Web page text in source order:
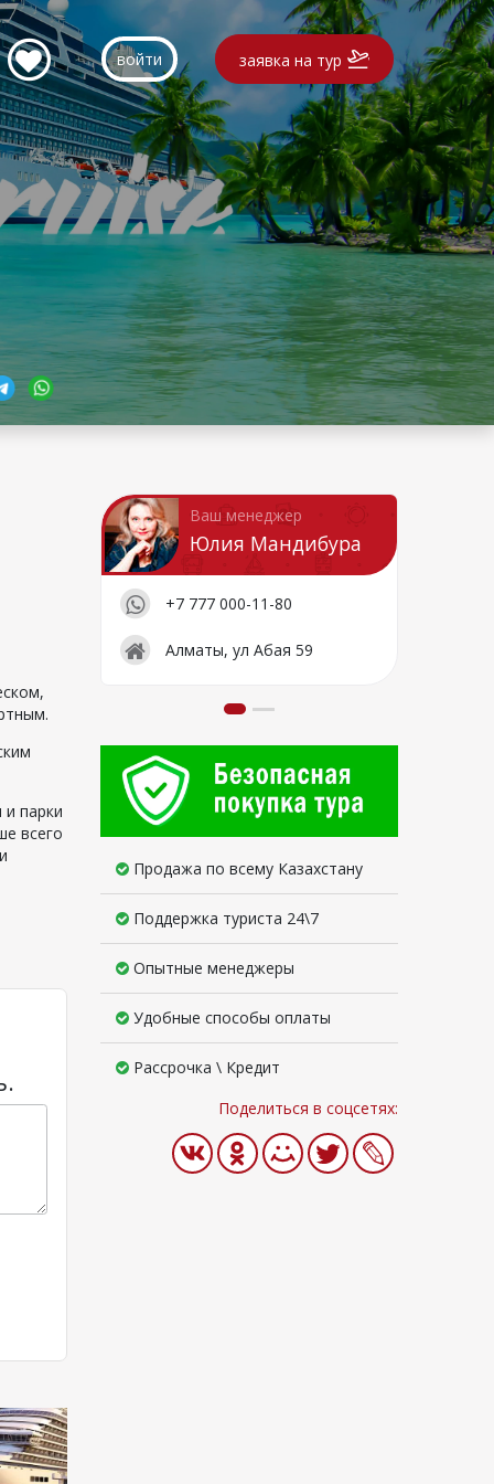
войти заявка на тур
парки
всего
Ваш менеджер
Юлия Мандибура
+7 777 000-11-80
Алматы, ул Абая 59
Продажа по всему Казахстану
Поддержка туриста 24\7
Опытные менеджеры
Удобные способы оплаты
Рассрочка \ Кредит
Поделиться в соцсетях: